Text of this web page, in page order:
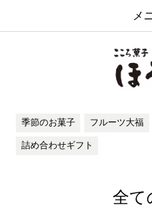
メ
季節のお菓子 フルーツ大福
詰め合わせギフト
全て